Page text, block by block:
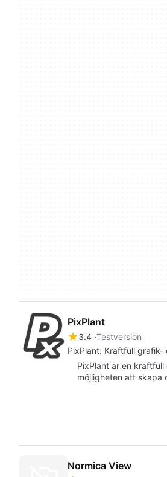
PixPlant
3.4 Testversion
PixPlant: Kraftfull
PixPlant är en
möjligheten att skapa
Normica View